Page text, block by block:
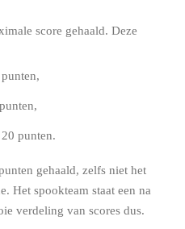
score gehaald. Deze
punten.
gehaald, zelfs niet het
Het spookteam staat een na
verdeling van scores dus.